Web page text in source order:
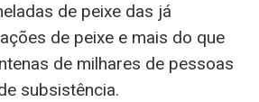
de peixe das já
de peixe e mais do que
de milhares de pessoas
subsistência.